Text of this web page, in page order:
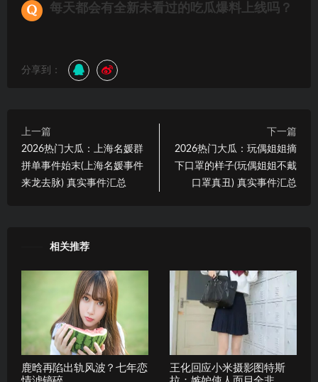
每天都会有全新未看过的吃瓜爆料上线吗？
分享到：
上一篇
2026热门大瓜：上海名媛群
拼单事件始末(上海名媛事件
来龙去脉) 真实事件汇总
下一篇
2026热门大瓜：玩偶姐姐摘
下口罩的样子(玩偶姐姐不戴
口罩真丑) 真实事件汇总
相关推荐
鹿晗再陷出轨风波？七年恋
王化回应小米摄影图特斯